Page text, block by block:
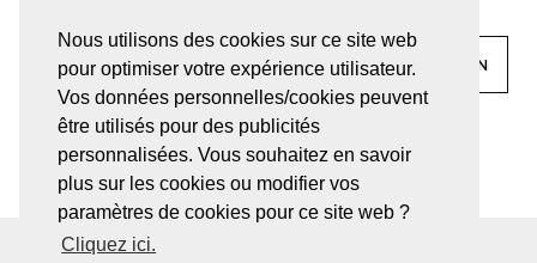
Nous utilisons des cookies sur ce site web
pour optimiser votre expérience utilisateur.
Vos données personnelles/cookies peuvent
être utilisés pour des publicités
personnalisées. Vous souhaitez en savoir
plus sur les cookies ou modifier vos
paramètres de cookies pour ce site web ?
Cliquez ici.
facebook linkedin